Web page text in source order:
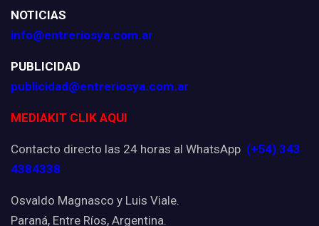
NOTICIAS
info@entreriosya.com.ar
PUBLICIDAD
publicidad@entreriosya.com.ar
MEDIAKIT CLIK AQUI
Contacto directo las 24 horas al WhatsApp (+54) 343
4384338
Osvaldo Magnasco y Luis Viale.
Paraná, Entre Ríos, Argentina.